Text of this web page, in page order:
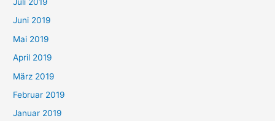
Juni 2019
Mai 2019
April 2019
März 2019
Februar 2019
Januar 2019